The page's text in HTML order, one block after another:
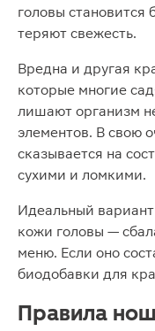
головы
теряют свежесть.
Вредна и другая
которые многие
лишают организм
элементов. В свою
сказывается на
сухими и ломкими.
Идеальный
кожи головы —
меню. Если оно
биодобавки для
Правила